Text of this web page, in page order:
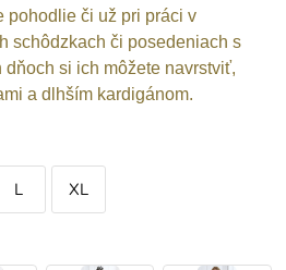
pohodlie či už pri práci v
schôdzkach či posedeniach s
si ich môžete navrstviť,
a dlhším kardigánom.
L XL